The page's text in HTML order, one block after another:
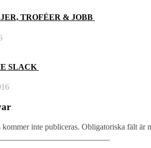
TROFÉER & JOBB
SLACK
kommer inte publiceras. Obligatoriska fält är